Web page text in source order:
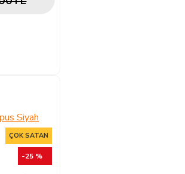
ÇOK SATAN
-25 %